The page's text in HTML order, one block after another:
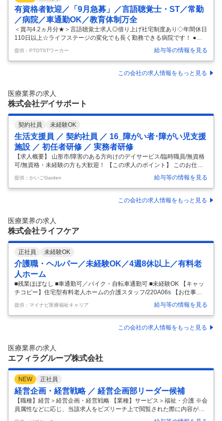
有資格者歓迎／「9月急募」／言語聴覚士・ST／常勤
／病院／車通勤OK／教育体制万全
＜賞与4.2ヵ月分★＞言語聴覚士求人◎借り上げ社宅制度あり◇年間休日
110日以上☆ライフステージの変化でも長く勤務できる病院です！ ●借
り上げ制度などもありますので、遠方にお住まいの方も安心ですね◎言
語聴覚士さんの新生活を応援します☆彡 ●年間休日112日とお休みがし
っかり確保されていますので、プライベートも充実できます★残業はほ
ぼありません！ ●育児休業の取得実績もありライフステージが変化して
務も相談可能です♪ アドバイザーより 長崎市戸石町にある＜大久保病院
＞では、職員の働き方やワークライフバランスを大切にされています☆
彡子…
提供：PTOTSTワーカー 給与等の情報を見る
この会社の求人情報をもっと見る
医療業界の求人
株式会社デイサポート
契約社員 未経験OK
生活支援員 ／ 契約社員 ／ 16_障がい者･障がい児支援
施設 ／ 初任者研修 ／ 実務者研修
【求人概要】 山形市/障害のある方向けのデイサービス/臨時職員/無資格
可/無資格・未経験の方も大歓迎！ 【この求人のポイント】 このお仕事
はツクイスタッフが運営する「かいごGarden」からのご紹介です。キャ
リアアドバイザーがあなたの希望に沿ったお仕事を紹介します。完全無
料なのでお気軽にご相談ください。 【職場の情報・おすすめポイント】
障害のある方向けのデイサービスの生活支援員・臨時職員求人です。
作活動や体を動かす活動などのサポートを行って頂きます。 ・資格や経
験は問いません！無資格・未経験の方も歓迎！丁寧に指導いたします。
…
提供：かいごGarden 給与等の情報を見る
この会社の求人情報をもっと見る
医療業界の求人
株式会社ライフケア
正社員 未経験OK
介護職・ヘルパー／未経験OK／4週8休以上／有料老
人ホーム
■残業ほぼなし ■車通勤可／バイク・自転車通勤可 ■未経験OK 【キャッ
チコピー】住宅型有料老人ホームの介護スタッフ/220A06s 【お仕事内
容】仕事内容】 利用者様への生活支援、介護サービスなどの介護業務全
般をお任せします。 具体的には… ・食事、服薬、排せつ、着替え、おむ
つ交換、入浴の介助 ・掃除、洗濯、シーツ交換 ・環境の整備、見守り
など キャリアアップについて リーダー→サービス提供責任者→施設長候
用していただけます。 給与・手当て 給与 月給 275,000円～295,000円
基本給（160,000円～170,0
提供：マイナビ医療福祉キャリア 給与等の情報を見る
この会社の求人情報をもっと見る
医療業界の求人
エフィラグループ株式会社
NEW 正社員
経営企画・経営戦略 ／ 経営企画部リーダー候補
【職種】経営＞経営企画・経営戦略 【業種】サービス＞福祉・介護 ※会
員属性などに応じ、当該求人をビズリーチ上で閲覧された際に内容が異
なる場合があります ■事業概要：地域の「生ききる」を支える、人生の